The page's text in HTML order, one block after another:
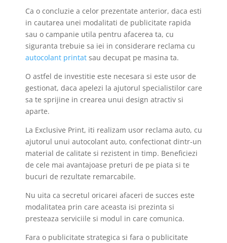
Ca o concluzie a celor prezentate anterior, daca esti
in cautarea unei modalitati de publicitate rapida
sau o campanie utila pentru afacerea ta, cu
siguranta trebuie sa iei in considerare reclama cu
autocolant printatsau decupat pe masina ta.
O astfel de investitie este necesara si este usor de
gestionat, daca apelezi la ajutorul specialistilor care
sa te sprijine in crearea unui design atractiv si
aparte.
La Exclusive Print, iti realizam usor reclama auto, cu
ajutorul unui autocolant auto, confectionat dintr-un
material de calitate si rezistent in timp. Beneficiezi
de cele mai avantajoase preturi de pe piata si te
bucuri de rezultate remarcabile.
Nu uita ca secretul oricarei afaceri de succes este
modalitatea prin care aceasta isi prezinta si
presteaza serviciile si modul in care comunica.
Fara o publicitate strategica si fara o publicitate